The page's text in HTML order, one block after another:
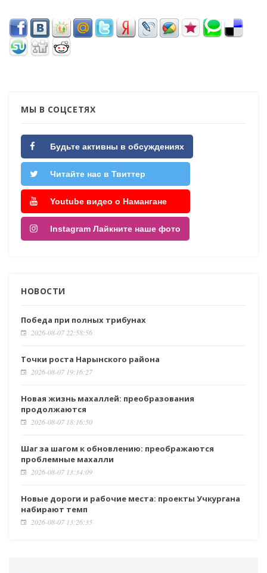
МЫ В СОЦСЕТЯХ
Будьте активны в обсуждениях
Читайте нас в Твиттер
Youtube видео о Намангане
Instagram Лайкните наше фото
НОВОСТИ
Победа при полных трибунах
2026-08-07 22:58:56
Точки роста Нарынского района
2026-08-07 19:16:27
Новая жизнь махаллей: преобразования
продолжаются
2026-08-07 18:16:50
Шаг за шагом к обновлению: преображаются
проблемные махалли
2026-08-07 13:34:09
Новые дороги и рабочие места: проекты Учкургана
набирают темп
2026-08-07 13:26:35